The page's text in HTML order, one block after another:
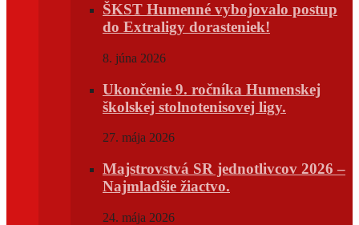
ŠKST Humenné vybojovalo postup
do Extraligy dorasteniek!
8. júna 2026
Ukončenie 9. ročníka Humenskej
školskej stolnotenisovej ligy.
27. mája 2026
Majstrovstvá SR jednotlivcov 2026 –
Najmladšie žiactvo.
24. mája 2026